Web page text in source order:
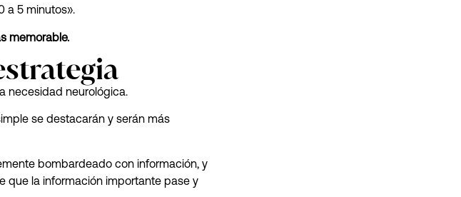
a 5 minutos».
memorable.
necesidad neurológica.
se destacarán y serán más
bombardeado con información, y
que la información importante pase y